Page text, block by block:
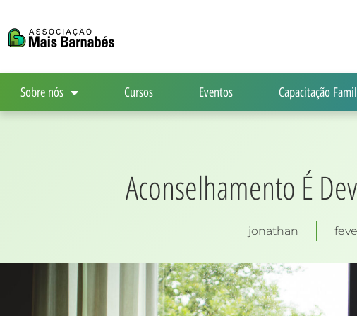
para
conteúdo
Sobre nós Cursos Eventos Capacitação
Aconselhamento É
jonathan